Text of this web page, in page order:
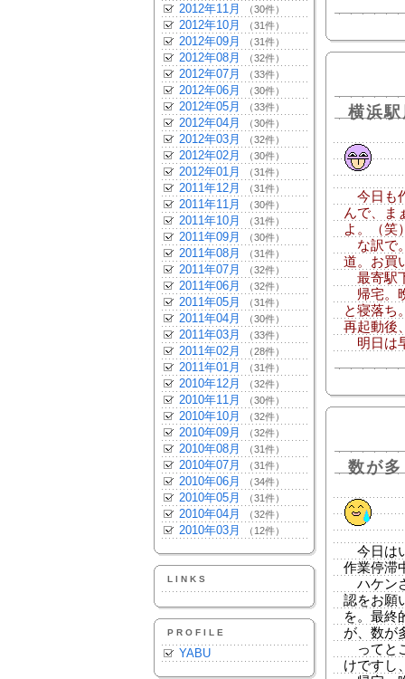
2012年11月 （30件）
2012年10月 （31件）
2012年09月 （31件）
2012年08月 （32件）
2012年07月 （33件）
2012年06月 （30件）
2012年05月 （33件）
2012年04月 （30件）
2012年03月 （32件）
2012年02月 （30件）
2012年01月 （31件）
2011年12月 （31件）
2011年11月 （30件）
2011年10月 （31件）
2011年09月 （30件）
2011年08月 （31件）
2011年07月 （32件）
2011年06月 （32件）
2011年05月 （31件）
2011年04月 （30件）
2011年03月 （33件）
2011年02月 （28件）
2011年01月 （31件）
2010年12月 （32件）
2010年11月 （30件）
2010年10月 （32件）
2010年09月 （32件）
2010年08月 （31件）
2010年07月 （31件）
2010年06月 （34件）
2010年05月 （31件）
2010年04月 （32件）
2010年03月 （12件）
LINKS
PROFILE
YABU
横浜
今日も
んで、ま
よ。（笑
な訳で
道。お買
最寄駅
帰宅。
と寝落ち
再起動後
明日は
数が
今日は
作業停滞
ハケン
認をお願
を。最終
が、数が
ってと
けですし